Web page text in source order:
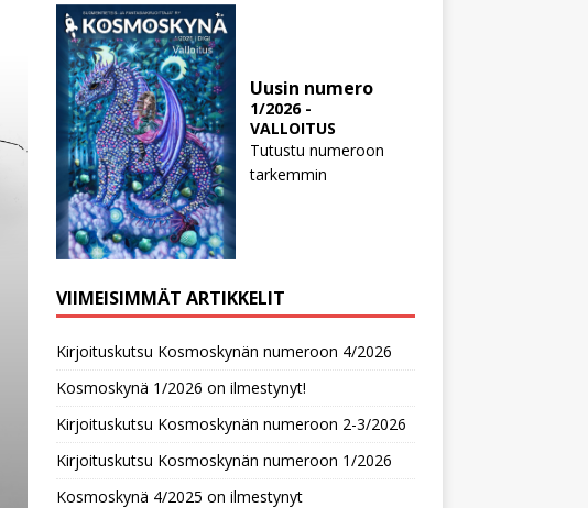
Uusin numero
1/2026 -
VALLOITUS
Tutustu numeroon
tarkemmin
VIIMEISIMMÄT ARTIKKELIT
Kirjoituskutsu Kosmoskynän numeroon 4/2026
Kosmoskynä 1/2026 on ilmestynyt!
Kirjoituskutsu Kosmoskynän numeroon 2-3/2026
Kirjoituskutsu Kosmoskynän numeroon 1/2026
Kosmoskynä 4/2025 on ilmestynyt